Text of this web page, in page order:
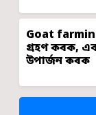
Goat
গ্ৰহণ কৰক,
উপাৰ্জন কৰক